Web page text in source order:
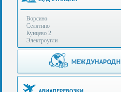
Заказать
звонок
Сделать
запрос
Многоканальный
телефон:
Дополнительные
+7 (929) 575-
Ворсино
Селятино
Кунцево 2
Электроугли